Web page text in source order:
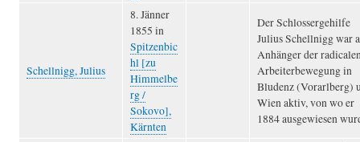
Schellnigg, Julius
8. Jänner
1855 in
Spitzenbic
hl [zu
Himmelbe
rg /
Sokovo],
Kärnten
Der Schlossergehilfe
Julius Schellnigg war
Anhänger der
Arbeiterbewegung in
Bludenz (Vorarlberg)
Wien aktiv, von wo er
1884 ausgewiesen